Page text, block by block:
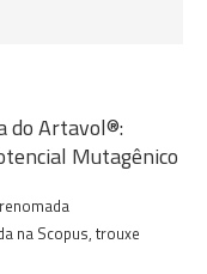
do Artavol®:
Mutagênico
na Scopus, trouxe